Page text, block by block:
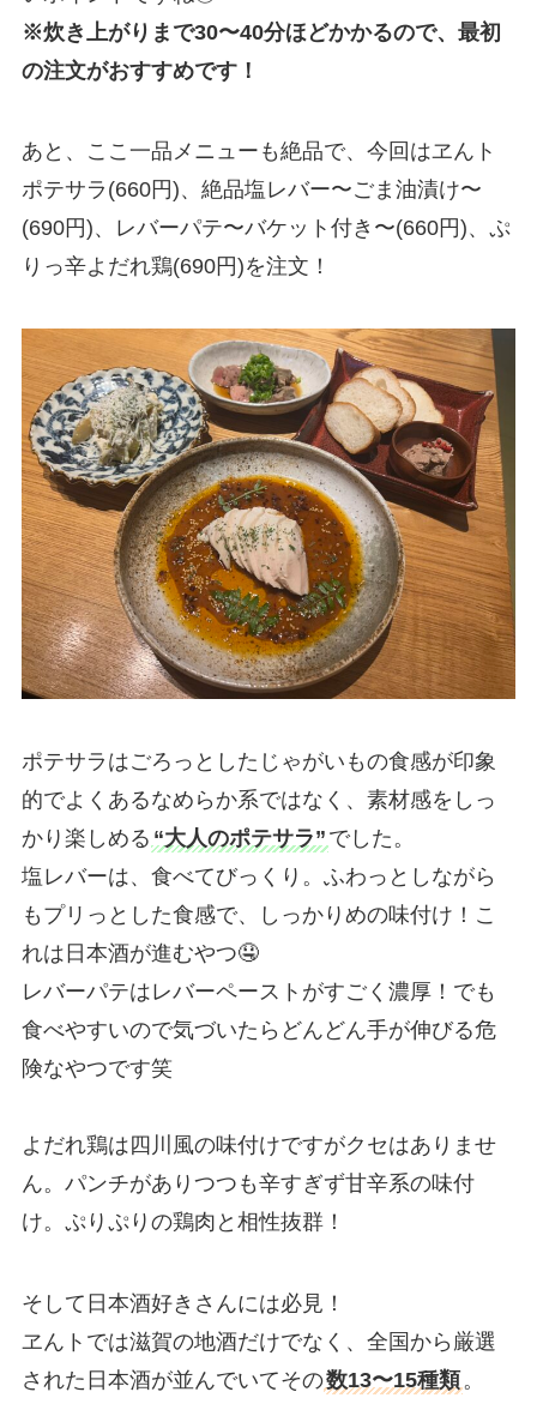
※炊き上がりまで30〜40分ほどかかるので、最初
の注文がおすすめです！
あと、ここ一品メニューも絶品で、今回はヱんト
ポテサラ(660円)、絶品塩レバー〜ごま油漬け〜
(690円)、レバーパテ〜バケット付き〜(660円)、ぷ
りっ辛よだれ鶏(690円)を注文！
ポテサラはごろっとしたじゃがいもの食感が印象
的でよくあるなめらか系ではなく、素材感をしっ
かり楽しめる “大人のポテサラ” でした。
塩レバーは、食べてびっくり。ふわっとしながら
もプリっとした食感で、しっかりめの味付け！こ
れは日本酒が進むやつ🤤
レバーパテはレバーペーストがすごく濃厚！でも
食べやすいので気づいたらどんどん手が伸びる危
険なやつです笑
よだれ鶏は四川風の味付けですがクセはありませ
ん。パンチがありつつも辛すぎず甘辛系の味付
け。ぷりぷりの鶏肉と相性抜群！
そして日本酒好きさんには必見！
ヱんトでは滋賀の地酒だけでなく、全国から厳選
された日本酒が並んでいてその数13〜15種類。